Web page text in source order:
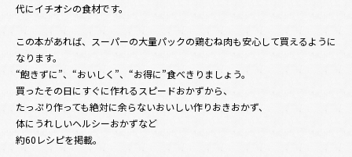
代にイチオシの食材です。
この本があれば、スーパーの大量パックの鶏むね肉も安心して買えるように
なります。
“飽きずに”、“おいしく”、“お得に”食べきりましょう。
買ったその日にすぐに作れるスピードおかずから、
たっぷり作っても絶対に余らないおいしい作りおきおかず、
体にうれしいヘルシーおかずなど
約60レシピを掲載。